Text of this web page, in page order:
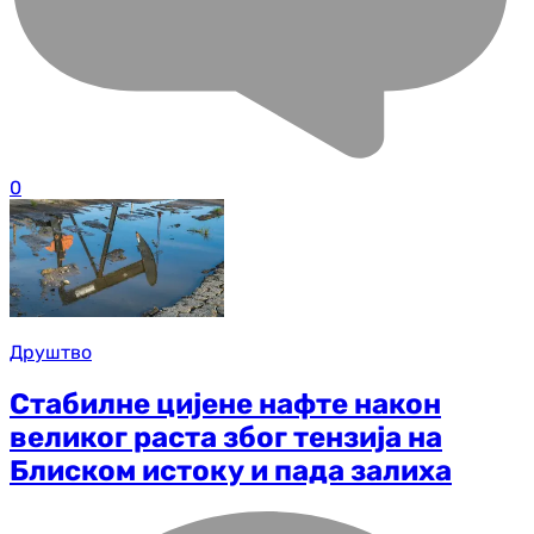
0
Друштво
Стабилне цијене нафте након
великог раста због тензија на
Блиском истоку и пада залиха